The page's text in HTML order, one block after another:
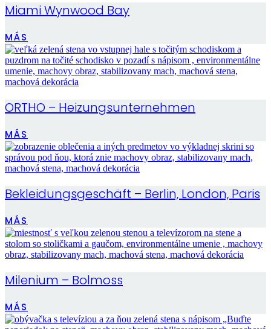
Miami Wynwood Bay
MÁS
ORTHO – Heizungsunternehmen
MÁS
Bekleidungsgeschäft – Berlin, London, Paris
MÁS
Milenium – Bolmoss
MÁS